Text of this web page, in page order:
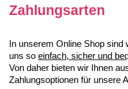
Zahlungsarten
In unserem Online Shop
uns so einfach, sicher und
Von daher bieten wir Ihnen
Zahlungsoptionen für unsere